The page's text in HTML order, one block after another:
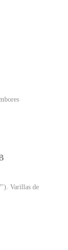
Varillas de